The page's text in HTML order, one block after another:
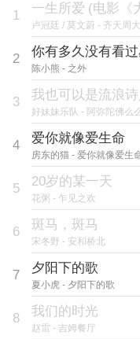
1 一生所爱 (电影《
卢冠廷 / 莫文蔚 - 齐天周
2 你有多久没有看
陈小熊 - 之外
3 我也可以是流浪诗
好妹妹乐队 - 阿弥陀佛么
4 爱你就像爱生命
房东的猫 - 爱你就像爱生
5 20岁的某一天
花粥 - 乍见之欢
6 斑马，斑马
宋冬野 - 安和桥北
7 夕阳下的歌
夏小虎 - 夕阳下的歌
8 我们的时光
赵雷 - 吉姆餐厅